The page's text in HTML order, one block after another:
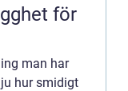
för
man har
hur smidigt